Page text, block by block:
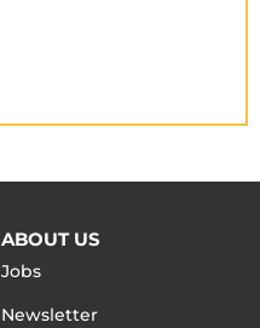
ABOUT US
Jobs
Newsletter